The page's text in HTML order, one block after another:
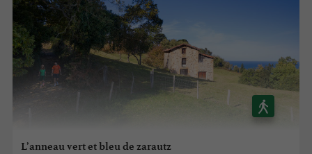
L’anneau vert et bleu de zarautz